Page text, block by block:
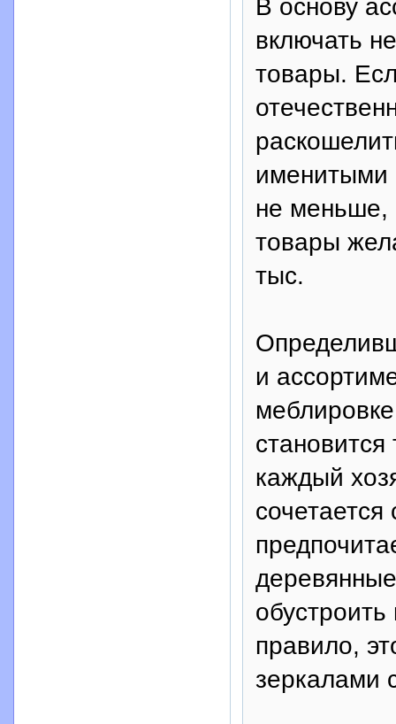
В основу
включать
товары.
именитыми
не меньше,
товары
тыс.
и
каждый
правило,
зеркалами